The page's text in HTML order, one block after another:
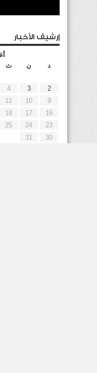
إرشيف الأخبار
د
ن ث
2
3
4
9
10
11
16
17
18
23
24
25
30
31